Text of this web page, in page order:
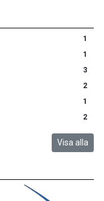
1
1
3
2
1
2
Visa alla